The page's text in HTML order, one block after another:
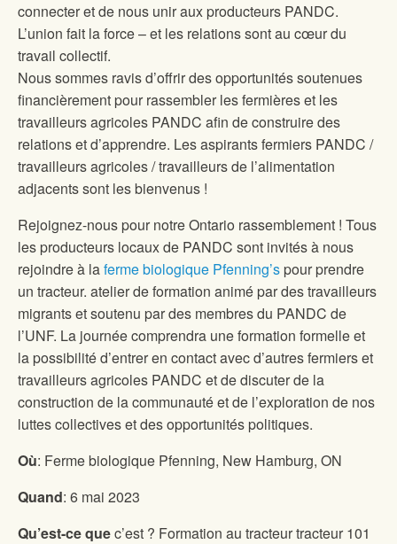
connecter et de nous unir aux producteurs PANDC.
L’union fait la force – et les relations sont au cœur du
travail collectif.
Nous sommes ravis d’offrir des opportunités soutenues
financièrement pour rassembler les fermières et les
travailleurs agricoles PANDC afin de construire des
relations et d’apprendre. Les aspirants fermiers PANDC /
travailleurs agricoles / travailleurs de l’alimentation
adjacents sont les bienvenus !
Rejoignez-nous pour notreOntario rassemblement ! Tous
les producteurs locaux de PANDC sont invités à nous
rejoindre à laferme biologique Pfenning’spour prendre
un tracteur. atelier de formation animé par des travailleurs
migrants et soutenu par des membres du PANDC de
l’UNF. La journée comprendra une formation formelleet
la possibilité d’entrer en contact avec d’autres fermiers et
travailleurs agricoles PANDC et de discuter de la
construction de la communauté et de l’exploration de nos
luttes collectives et des opportunités politiques.
Où: Ferme biologique Pfenning, New Hamburg, ON
Quand: 6 mai 2023
Qu’est-ce quec’est ? Formation au tracteurtracteur 101